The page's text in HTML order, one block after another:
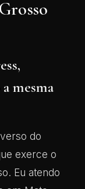
mesma
do
exerce o
Eu atendo